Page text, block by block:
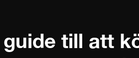
guide till att